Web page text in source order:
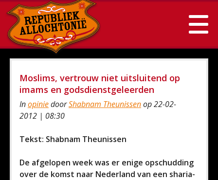
Moslims, vertrouw niet uitsluitend op
imams en godsdienstgeleerden
InopiniedoorShabnam Theunissenop 22-02-
2012 | 08:30
Tekst: Shabnam Theunissen
De afgelopen week was er enige opschudding
over de komst naar Nederland van een sharia-